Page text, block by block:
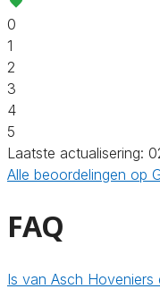
0
1
2
3
4
5
Laatste actualisering:
Alle beoordelingen op
FAQ
Is van Asch